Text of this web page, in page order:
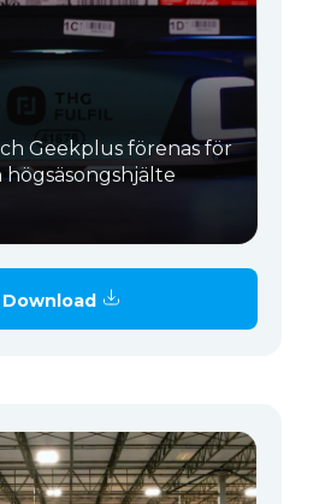
Geekplus förenas för
högsäsongshjälte
Download